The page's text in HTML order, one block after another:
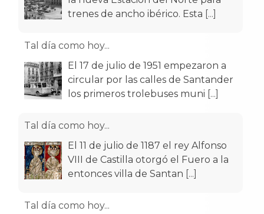
trenes de ancho ibérico. Esta [...]
Tal día como hoy...
El 17 de julio de 1951 empezaron a
circular por las calles de Santander
los primeros trolebuses muni [...]
Tal día como hoy...
El 11 de julio de 1187 el rey Alfonso
VIII de Castilla otorgó el Fuero a la
entonces villa de Santan [...]
Tal día como hoy...